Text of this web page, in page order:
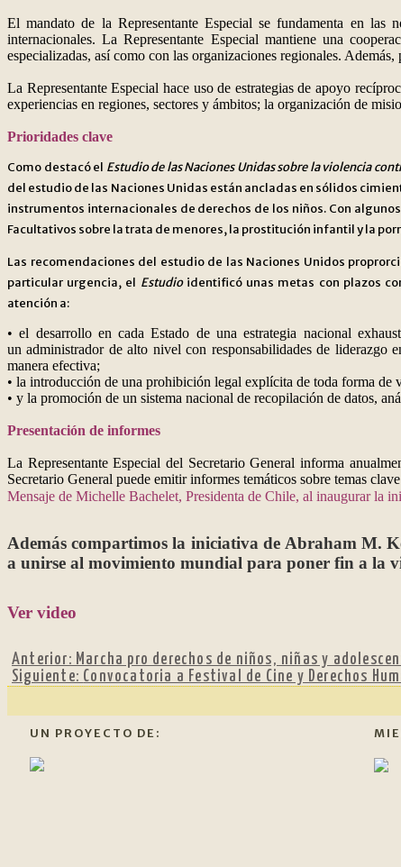
El mandato de la Representante Especial se fundamenta en
internacionales. La Representante Especial mantiene una
especializadas, así como con las organizaciones regionales.
La Representante Especial hace uso de estrategias de apoyo
experiencias en regiones, sectores y ámbitos; la organización de
Prioridades clave
Como destacó el Estudio de las Naciones Unidas sobre la violencia
del estudio de las Naciones Unidas están ancladas en sólidos
instrumentos internacionales de derechos de los niños. Con
Facultativos sobre la trata de menores, la prostitución infantil y la
Las recomendaciones del estudio de las Naciones Unidos
particular urgencia, el Estudio identificó unas metas con plazos
atención a:
• el desarrollo en cada Estado de una estrategia nacional
un administrador de alto nivel con responsabilidades de liderazgo
manera efectiva;
• la introducción de una prohibición legal explícita de toda forma de
• y la promoción de un sistema nacional de recopilación de datos,
Presentación de informes
La Representante Especial del Secretario General informa
Secretario General puede emitir informes temáticos sobre temas
Mensaje de Michelle Bachelet, Presidenta de Chile, al inaugurar la
Además compartimos la iniciativa de Abraham M.
a unirse al movimiento mundial para poner fin a la
Ver video
Anterior: Marcha pro derechos de niños, niñas y
Siguiente: Convocatoria a Festival de Cine y Derechos
UN PROYECTO DE: